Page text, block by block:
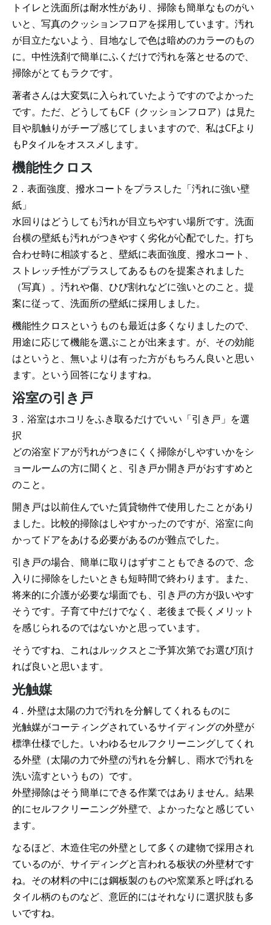
トイレと洗面所は耐水性があり、掃除も簡単なものがい
いと、写真のクッションフロアを採用しています。汚れ
が目立たないよう、目地なしで色は暗めのカラーのもの
に。中性洗剤で簡単にふくだけで汚れを落とせるので、
掃除がとてもラクです。
著者さんは大変気に入られていたようですのでよかった
です。ただ、どうしてもCF（クッションフロア）は見た
目や肌触りがチープ感じてしまいますので、私はCFより
もPタイルをオススメします。
機能性クロス
2．表面強度、撥水コートをプラスした「汚れに強い壁
紙」
水回りはどうしても汚れが目立ちやすい場所です。洗面
台横の壁紙も汚れがつきやすく劣化が心配でした。打ち
合わせ時に相談すると、壁紙に表面強度、撥水コート、
ストレッチ性がプラスしてあるものを提案されました
（写真）。汚れや傷、ひび割れなどに強いとのこと。提
案に従って、洗面所の壁紙に採用しました。
機能性クロスというものも最近は多くなりましたので、
用途に応じて機能を選ぶことが出来ます。が、その効能
はというと、無いよりは有った方がもちろん良いと思い
ます。という回答になりますね。
浴室の引き戸
3．浴室はホコリをふき取るだけでいい「引き戸」を選
択
どの浴室ドアが汚れがつきにくく掃除がしやすいかをシ
ョールームの方に聞くと、引き戸か開き戸がおすすめと
のこと。
開き戸は以前住んでいた賃貸物件で使用したことがあり
ました。比較的掃除はしやすかったのですが、浴室に向
かってドアをあける必要があるのが難点でした。
引き戸の場合、簡単に取りはずすこともできるので、念
入りに掃除をしたいときも短時間で終わります。また、
将来的に介護が必要な場面でも、引き戸の方が扱いやす
そうです。子育て中だけでなく、老後まで長くメリット
を感じられるのではないかと思っています。
そうですね、これはルックスとご予算次第でお選び頂け
れば良いと思います。
光触媒
4．外壁は太陽の力で汚れを分解してくれるものに
光触媒がコーティングされているサイディングの外壁が
標準仕様でした。いわゆるセルフクリーニングしてくれ
る外壁（太陽の力で外壁の汚れを分解し、雨水で汚れを
洗い流すというもの）です。
外壁掃除はそう簡単にできる作業ではありません。結果
的にセルフクリーニング外壁で、よかったなと感じてい
ます。
なるほど、木造住宅の外壁として多くの建物で採用され
ているのが、サイディングと言われる板状の外壁材です
ね。その材料の中には鋼板製のものや窯業系と呼ばれる
タイル柄のものなど、意匠的にはそれなりに選択肢も多
いですね。